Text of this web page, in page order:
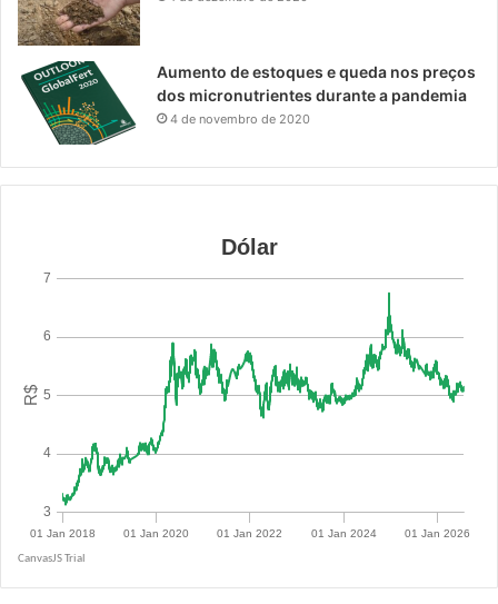
Aumento de estoques e queda nos preços
dos micronutrientes durante a pandemia
4 de novembro de 2020